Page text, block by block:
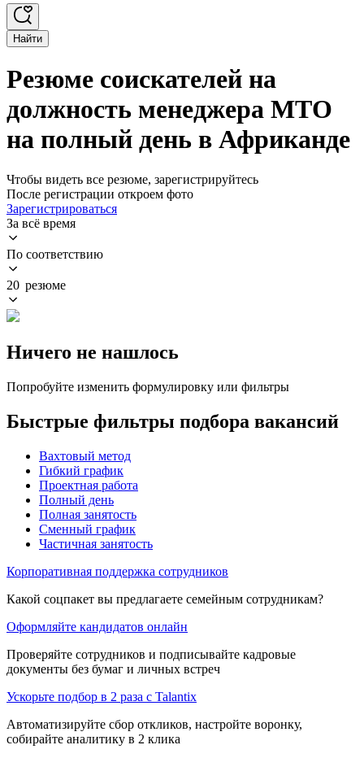
Найти
Резюме соискателей на
должность менеджера МТО
на полный день в Африканде
Чтобы видеть все резюме, зарегистрируйтесь
После регистрации откроем фото
Зарегистрироваться
За всё время
По соответствию
20 резюме
Ничего не нашлось
Попробуйте изменить формулировку или фильтры
Быстрые фильтры подбора вакансий
Вахтовый метод
Гибкий график
Проектная работа
Полный день
Полная занятость
Сменный график
Частичная занятость
Корпоративная поддержка сотрудников
Какой соцпакет вы предлагаете семейным сотрудникам?
Оформляйте кандидатов онлайн
Проверяйте сотрудников и подписывайте кадровые
документы без бумаг и личных встреч
Ускорьте подбор в 2 раза с Talantix
Автоматизируйте сбор откликов, настройте воронку,
собирайте аналитику в 2 клика